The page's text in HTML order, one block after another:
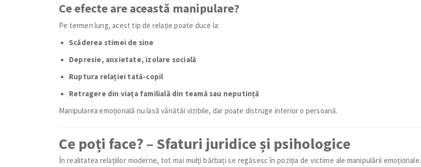
Ce efecte are această manipulare?
Pe termen lung, acest tip de relație poate duce la:
Scăderea stimei de sine
Depresie, anxietate, izolare socială
Ruptura relației tată-copil
Retragere din viața familială din teamă sau neputință
Manipularea emoțională nu lasă vânătăi vizibile, dar poate distruge interior o persoană.
Ce poți face? – Sfaturi juridice și psihologice
În realitatea relațiilor moderne, tot mai mulți bărbați se regăsesc în poziția de victime ale manipulării emoționale.